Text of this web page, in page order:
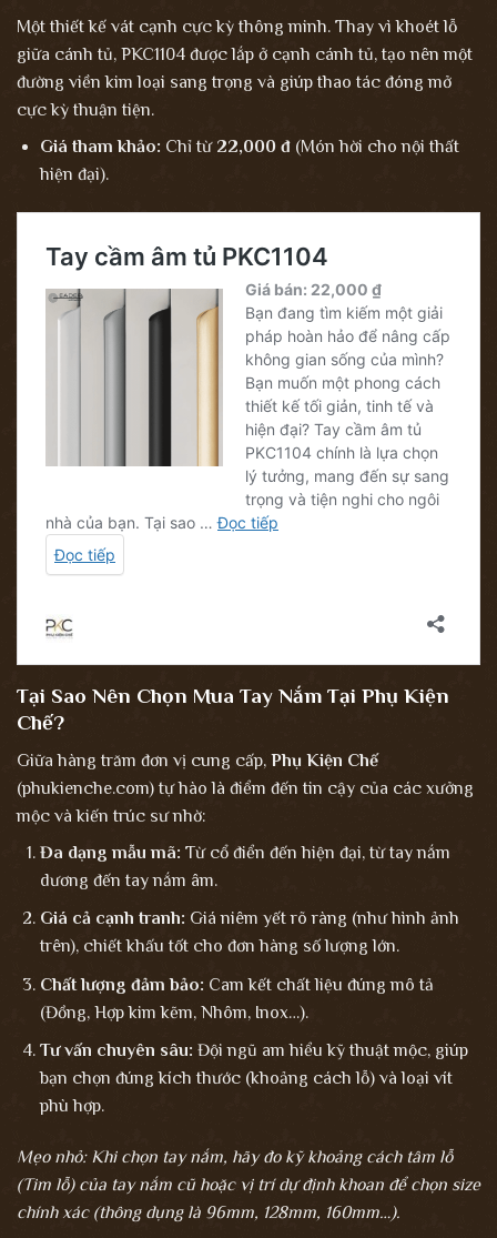
Một thiết kế vát cạnh cực kỳ thông minh. Thay vì khoét lỗ
giữa cánh tủ, PKC1104 được lắp ở cạnh cánh tủ, tạo nên một
đường viền kim loại sang trọng và giúp thao tác đóng mở
cực kỳ thuận tiện.
Giá tham khảo: Chỉ từ 22,000 đ(Món hời cho nội thất
hiện đại).
Tại Sao Nên Chọn Mua Tay Nắm Tại Phụ Kiện
Chế?
Giữa hàng trăm đơn vị cung cấp, Phụ Kiện Chế
(phukienche.com) tự hào là điểm đến tin cậy của các xưởng
mộc và kiến trúc sư nhờ:
Đa dạng mẫu mã: Từ cổ điển đến hiện đại, từ tay nắm
dương đến tay nắm âm.
Giá cả cạnh tranh: Giá niêm yết rõ ràng (như hình ảnh
trên), chiết khấu tốt cho đơn hàng số lượng lớn.
Chất lượng đảm bảo: Cam kết chất liệu đúng mô tả
(Đồng, Hợp kim kẽm, Nhôm, Inox…).
Tư vấn chuyên sâu: Đội ngũ am hiểu kỹ thuật mộc, giúp
bạn chọn đúng kích thước (khoảng cách lỗ) và loại vít
phù hợp.
Mẹo nhỏ: Khi chọn tay nắm, hãy đo kỹ khoảng cách tâm lỗ
(Tim lỗ) của tay nắm cũ hoặc vị trí dự định khoan để chọn size
chính xác (thông dụng là 96mm, 128mm, 160mm…).